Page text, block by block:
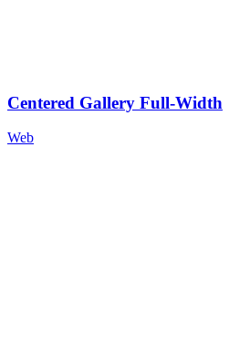
Centered Gallery Full-Width
Web